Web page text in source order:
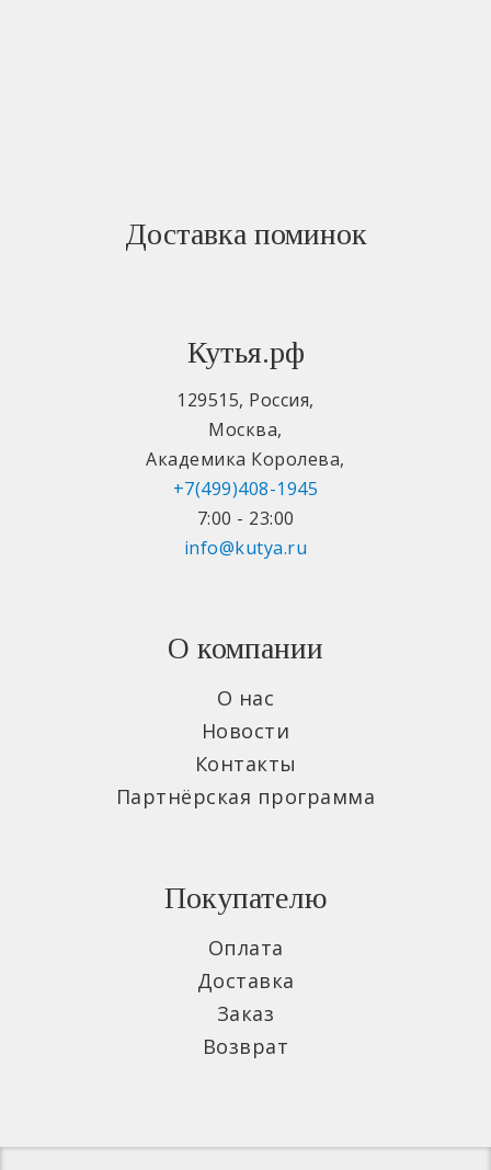
Доставка поминок
Кутья.рф
129515, Россия,
Москва,
Академика Королева,
+7(499)408-1945
7:00 - 23:00
info@kutya.ru
О компании
О нас
Новости
Контакты
Партнёрская программа
Покупателю
Оплата
Доставка
Заказ
Возврат